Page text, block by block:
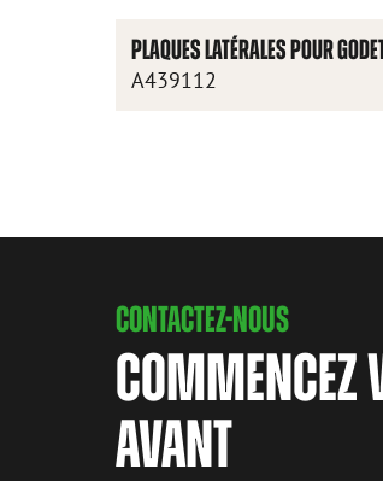
PLAQUES LATÉRALES POUR
A439112
CONTACTEZ-NOUS
COMMENCEZ
AVANT